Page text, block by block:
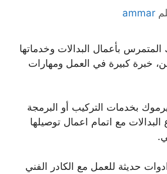
ammar
المتمرس بأعمال البدالات وخدماتها
خبرة كبيرة في العمل ومهارات
بخدمات التركيب أو البرمجة
البدالات مع اتمام اعمال توصيلها
ادوات حديثة للعمل مع الكادر الفني